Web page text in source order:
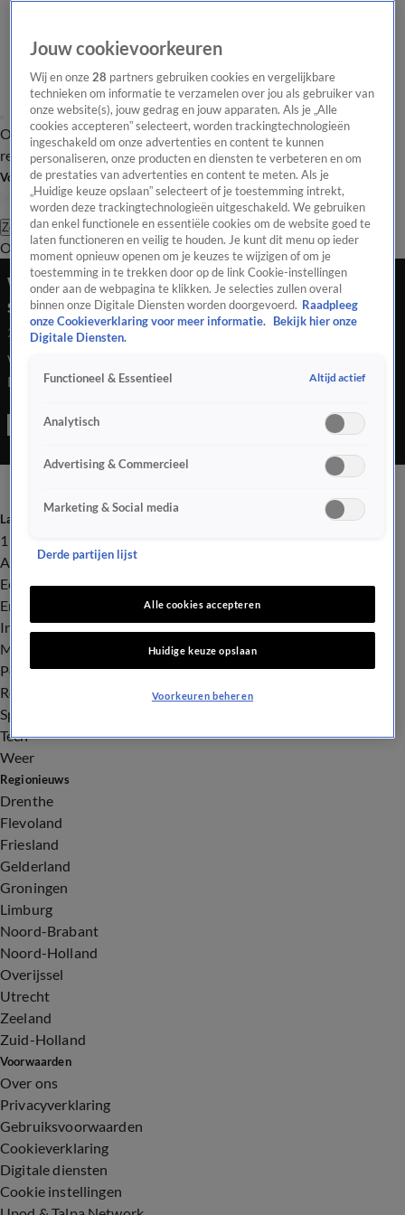
Overzicht Laatste nieuws Regionieuws Het beste van Hart
Tip de
redactie
Volg Hart van Nederland
Zoeken
OverzichtRegioUitzendingenWeerTip de redactiePanelVideo's
Weer mogelijk explosief gevonden bij Poolse
supermarkt Beverw...
28 juni 2021, 08:47
Weer mogelijk explosief gevonden bij Poolse supermarkt
Beverwijk
Laatste nieuws
112
Advies & Tips
Economie
Entertainment
Infrastructuur
Milieu en Gezondheid
Politiek
Royalty
Sport
Tech
Weer
Regionieuws
Drenthe
Flevoland
Friesland
Gelderland
Groningen
Limburg
Noord-Brabant
Noord-Holland
Overijssel
Utrecht
Zeeland
Zuid-Holland
Voorwaarden
Over ons
Privacyverklaring
Gebruiksvoorwaarden
Cookieverklaring
Digitale diensten
Cookie instellingen
Jouw cookievoorkeuren
Wij en onze28 partners gebruiken cookies en vergelijkbare
technieken om informatie te verzamelen over jou als gebruiker van
onze website(s), jouw gedrag en jouw apparaten. Als je „Alle
cookies accepteren” selecteert, worden trackingtechnologieën
ingeschakeld om onze advertenties en content te kunnen
personaliseren, onze producten en diensten te verbeteren en om
de prestaties van advertenties en content te meten. Als je
„Huidige keuze opslaan” selecteert of je toestemming intrekt,
worden deze trackingtechnologieën uitgeschakeld. We gebruiken
dan enkel functionele en essentiële cookies om de website goed te
laten functioneren en veilig te houden. Je kunt dit menu op ieder
moment opnieuw openen om je keuzes te wijzigen of om je
toestemming in te trekken door op de link Cookie-instellingen
onder aan de webpagina te klikken. Je selecties zullen overal
binnen onze Digitale Diensten worden doorgevoerd. Raadpleeg
onze Cookieverklaring voor meer informatie.
Bekijk hier onze
Digitale Diensten.
Functioneel & Essentieel Altijd actief
Analytisch
Advertising & Commercieel
Marketing & Social media
Derde partijen lijst
Alle cookies accepteren
Huidige keuze opslaan
Voorkeuren beheren